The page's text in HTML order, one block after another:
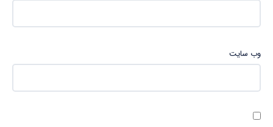
وب‌ سایت